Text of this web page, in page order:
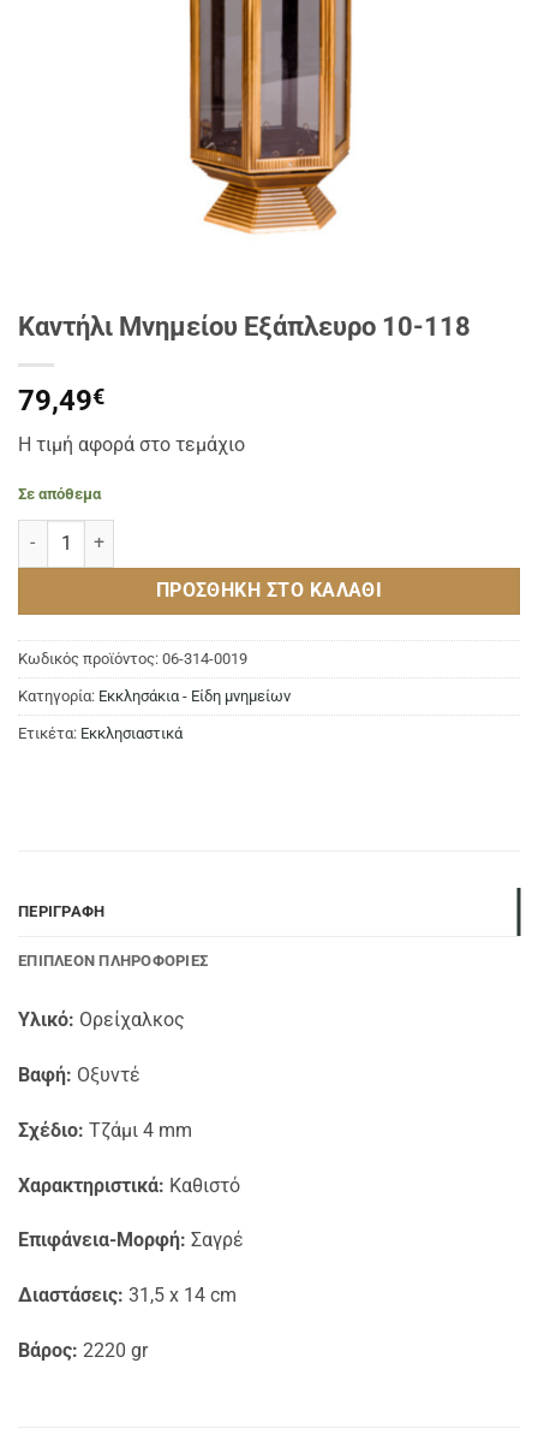
Καντήλι Μνημείου Εξάπλευρο 10-118
79,49€
Η τιμή αφορά στο τεμάχιο
Σε απόθεμα
Καντήλι Μνημείου Εξάπλευρο 10-118 ποσότητα
ΠΡΟΣΘΉΚΗ ΣΤΟ ΚΑΛΆΘΙ
Κωδικός προϊόντος: 06-314-0019
Κατηγορία: Εκκλησάκια - Είδη μνημείων
Ετικέτα: Εκκλησιαστικά
ΠΕΡΙΓΡΑΦΉ
ΕΠΙΠΛΈΟΝ ΠΛΗΡΟΦΟΡΊΕΣ
Υλικό: Ορείχαλκος
Βαφή: Οξυντέ
Σχέδιο: Τζάμι 4 mm
Χαρακτηριστικά: Καθιστό
Επιφάνεια-Μορφή: Σαγρέ
Διαστάσεις: 31,5 x 14 cm
Βάρος: 2220 gr